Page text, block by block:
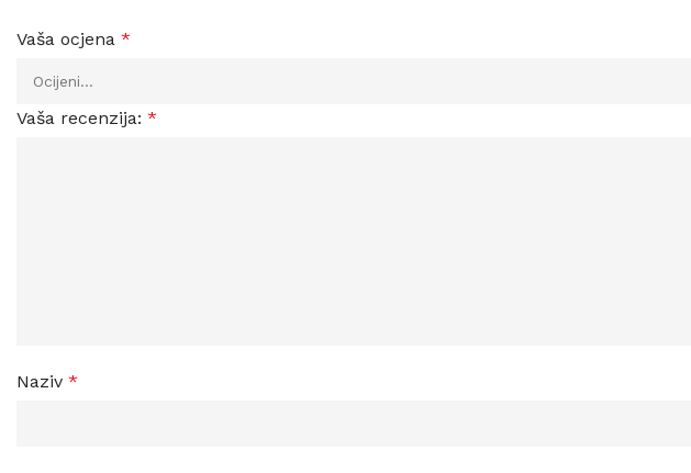
Vaša ocjena *
Vaša recenzija: *
Naziv *